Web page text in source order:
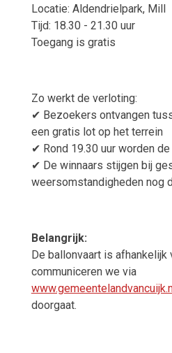
Locatie: Aldendrielpark, Mill
Tijd: 18.30 - 21.30 uur
Toegang is gratis
Zo werkt de verloting:
✔ Bezoekers ontvangen
een gratis lot op het terrein
✔ Rond 19.30 uur worden
✔ De winnaars stijgen bij
weersomstandigheden nog
Belangrijk:
De ballonvaart is afhankelijk
communiceren we via
doorgaat.